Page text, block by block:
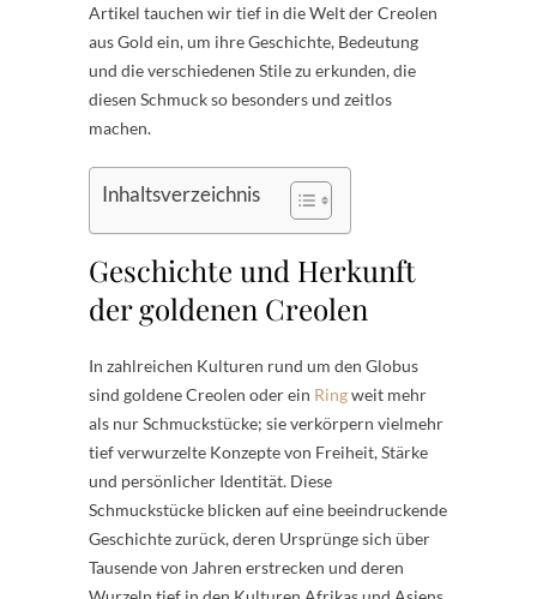
Artikel tauchen wir tief in die Welt der Creolen
aus Gold ein, um ihre Geschichte, Bedeutung
und die verschiedenen Stile zu erkunden, die
diesen Schmuck so besonders und zeitlos
machen.
Inhaltsverzeichnis
Geschichte und Herkunft
der goldenen Creolen
In zahlreichen Kulturen rund um den Globus
sind goldene Creolen oder ein Ringweit mehr
als nur Schmuckstücke; sie verkörpern vielmehr
tief verwurzelte Konzepte von Freiheit, Stärke
und persönlicher Identität. Diese
Schmuckstücke blicken auf eine beeindruckende
Geschichte zurück, deren Ursprünge sich über
Tausende von Jahren erstrecken und deren